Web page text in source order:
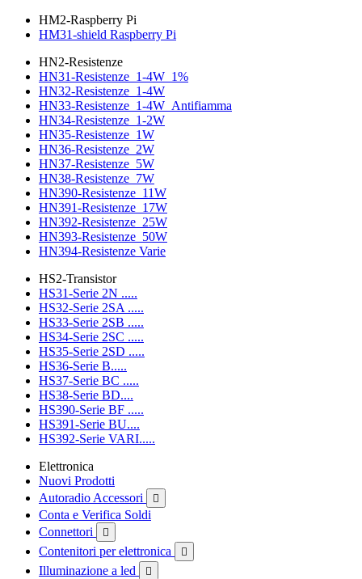
HM2-Raspberry Pi
HM31-shield Raspberry Pi
HN2-Resistenze
HN31-Resistenze_1-4W_1%
HN32-Resistenze_1-4W
HN33-Resistenze_1-4W_Antifiamma
HN34-Resistenze_1-2W
HN35-Resistenze_1W
HN36-Resistenze_2W
HN37-Resistenze_5W
HN38-Resistenze_7W
HN390-Resistenze_11W
HN391-Resistenze_17W
HN392-Resistenze_25W
HN393-Resistenze_50W
HN394-Resistenze Varie
HS2-Transistor
HS31-Serie 2N .....
HS32-Serie 2SA .....
HS33-Serie 2SB .....
HS34-Serie 2SC .....
HS35-Serie 2SD .....
HS36-Serie B.....
HS37-Serie BC .....
HS38-Serie BD....
HS390-Serie BF .....
HS391-Serie BU....
HS392-Serie VARI.....
Elettronica
Nuovi Prodotti
Autoradio Accessori

Conta e Verifica Soldi
Connettori

Contenitori per elettronica 
Illuminazione a led 